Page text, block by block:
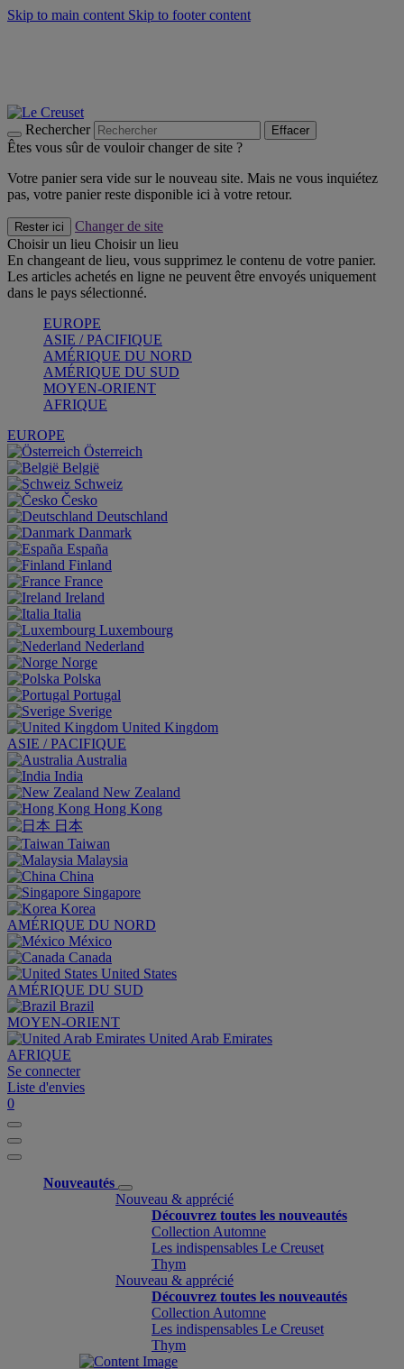
Skip to main content Skip to footer content
Rechercher Effacer
Êtes vous sûr de vouloir changer de site ?
Votre panier sera vide sur le nouveau site. Mais ne vous inquiétez
pas, votre panier reste disponible ici à votre retour.
Rester ici
Changer de site
Choisir un lieu Choisir un lieu
En changeant de lieu, vous supprimez le contenu de votre panier.
Les articles achetés en ligne ne peuvent être envoyés uniquement
dans le pays sélectionné.
EUROPE
ASIE / PACIFIQUE
AMÉRIQUE DU NORD
AMÉRIQUE DU SUD
MOYEN-ORIENT
AFRIQUE
EUROPE
Österreich
België
Schweiz
Česko
Deutschland
Danmark
España
Finland
France
Ireland
Italia
Luxembourg
Nederland
Norge
Polska
Portugal
Sverige
United Kingdom
ASIE / PACIFIQUE
Australia
India
New Zealand
Hong Kong
日本
Taiwan
Malaysia
China
Singapore
Korea
AMÉRIQUE DU NORD
México
Canada
United States
AMÉRIQUE DU SUD
Brazil
MOYEN-ORIENT
United Arab Emirates
AFRIQUE
Se connecter
Liste d'envies
0
Nouveautés
Nouveau & apprécié
Découvrez toutes les nouveautés
Collection Automne
Les indispensables Le Creuset
Thym
Nouveau & apprécié
Découvrez toutes les nouveautés
Collection Automne
Les indispensables Le Creuset
Thym